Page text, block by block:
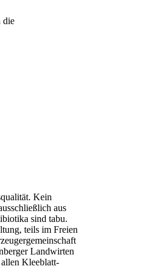
die
Kein
aus
sind tabu.
teils im Freien
Landwirten
Kleeblatt-